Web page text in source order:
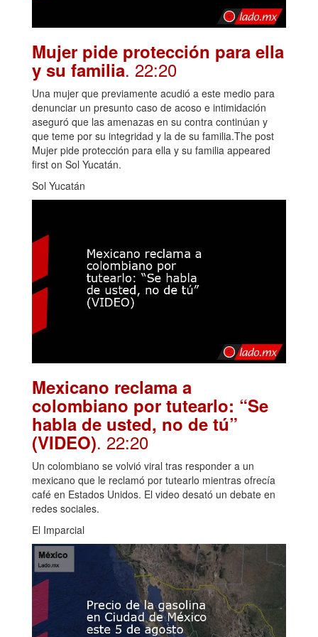
Mujer pide protección para ella
y su familia. 22:20
Una mujer que previamente acudió a este medio para
denunciar un presunto caso de acoso e intimidación
aseguró que las amenazas en su contra continúan y
que teme por su integridad y la de su familia.The post
Mujer pide protección para ella y su familia appeared
first on Sol Yucatán.
Sol Yucatán
Mexicano reclama a
colombiano por tutearlo: “Se
habla de usted, no de tú”
(VIDEO). 22:20
Un colombiano se volvió viral tras responder a un
mexicano que le reclamó por tutearlo mientras ofrecía
café en Estados Unidos. El video desató un debate en
redes sociales.
El Imparcial